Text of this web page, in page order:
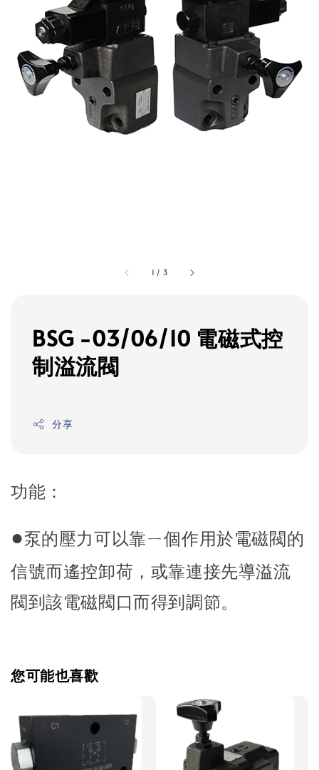
1 / 3
BSG -03/06/10 電磁式控
制溢流閥
分享
功能：
●泵的壓力可以靠ㄧ個作用於電磁閥的
信號而遙控卸荷，或靠連接先導溢流
閥到該電磁閥口而得到調節。
您可能也喜歡